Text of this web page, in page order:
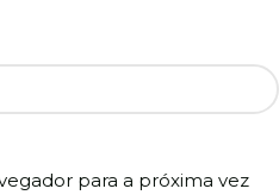
para a próxima vez